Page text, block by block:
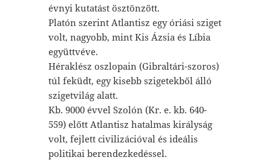
évnyi kutatást ösztönzött.
Platón szerint Atlantisz egy óriási sziget
volt, nagyobb, mint Kis Ázsia és Líbia
együttvéve.
Héraklész oszlopain (Gibraltári-szoros)
túl feküdt, egy kisebb szigetekből álló
szigetvilág alatt.
Kb. 9000 évvel Szolón (Kr. e. kb. 640-
559) előtt Atlantisz hatalmas királyság
volt, fejlett civilizációval és ideális
politikai berendezkedéssel.